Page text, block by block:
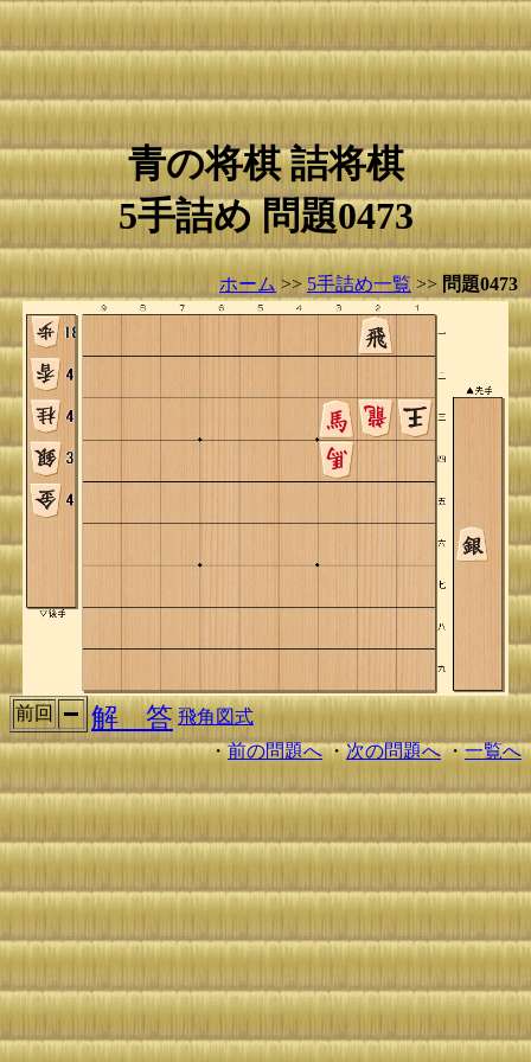
青の将棋 詰将棋
5手詰め 問題0473
ホーム >> 5手詰め一覧 >> 問題0473
前回 解 答 飛角図式
・前の問題へ・次の問題へ・一覧へ